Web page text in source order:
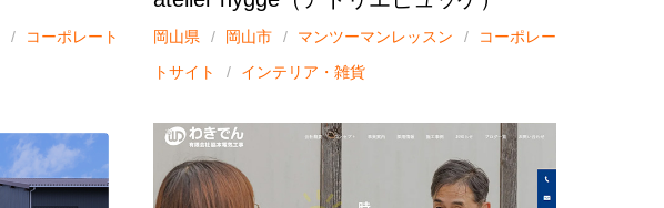
コーポレート
岡山県 岡山市 マンツーマンレッスン
コーポレー
トサイト
インテリア・雑貨